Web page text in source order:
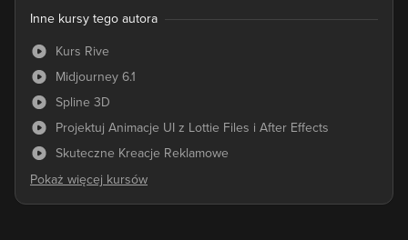
Inne kursy tego autora
Kurs Rive
Midjourney 6.1
Spline 3D
Projektuj Animacje UI z Lottie Files i After Effects
Skuteczne Kreacje Reklamowe